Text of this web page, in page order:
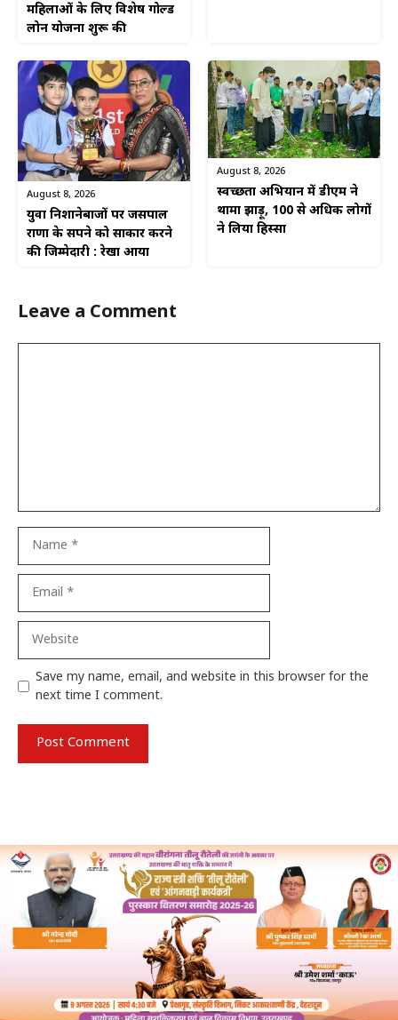
महिलाओं के लिए विशेष गोल्ड
लोन योजना शुरू की
August 8, 2026
युवा निशानेबाजों पर जसपाल
राणा के सपने को साकार करने
की जिम्मेदारी : रेखा आर्या
August 8, 2026
स्वच्छता अभियान में डीएम ने
थामा झाड़ू, 100 से अधिक लोगों
ने लिया हिस्सा
Leave a Comment
Save my name, email, and website in this browser for the
next time I comment.